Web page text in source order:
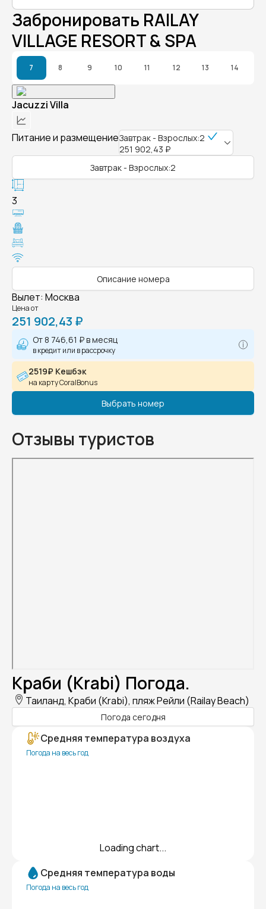
Забронировать RAILAY
VILLAGE RESORT & SPA
7 8 9 10 11 12 13 14
Jacuzzi Villa
Питание и размещениеЗавтрак - Взрослых:2
251 902,43 ₽
Завтрак - Взрослых:2
3
Описание номера
Вылет: Москва
Цена от
251 902,43 ₽
От 8 746,61 ₽в месяц
в кредит или в рассрочку
2519₽ Кешбэк
на карту CoralBonus
Выбрать номер
Отзывы туристов
Краби (Krabi) Погода.
Таиланд, Краби (Krabi), пляж Рейли (Railay Beach)
Погода сегодня
Средняя температура воздуха
Погода на весь год
Loading chart...
Средняя температура воды
Погода на весь год